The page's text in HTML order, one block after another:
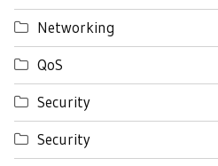
Networking
QoS
Security
Security